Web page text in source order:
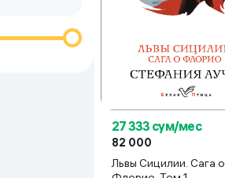
27 333 сум/мес
82 000
Львы Сицилии. Сага о